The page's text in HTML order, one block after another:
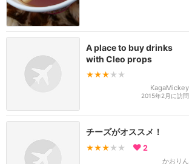
A place to buy drinks
with Cleo props
★★★ ★★
KagaMickey
2015年2月に訪問
チーズがオススメ！
★★★ ★★ 2
かおりん